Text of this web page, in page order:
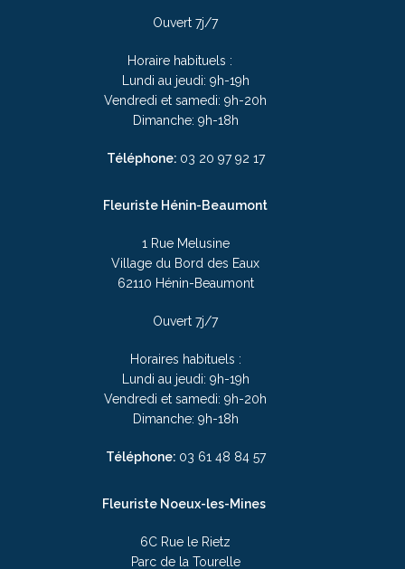
Ouvert 7j/7
Horaire habituels :
Lundi au jeudi: 9h-19h
Vendredi et samedi: 9h-20h
Dimanche: 9h-18h
Téléphone: 03 20 97 92 17
Fleuriste Hénin-Beaumont
1 Rue Melusine
Village du Bord des Eaux
62110 Hénin-Beaumont
Ouvert 7j/7
Horaires habituels :
Lundi au jeudi: 9h-19h
Vendredi et samedi: 9h-20h
Dimanche: 9h-18h
Téléphone: 03 61 48 84 57
Fleuriste Noeux-les-Mines
6C Rue le Rietz
Parc de la Tourelle